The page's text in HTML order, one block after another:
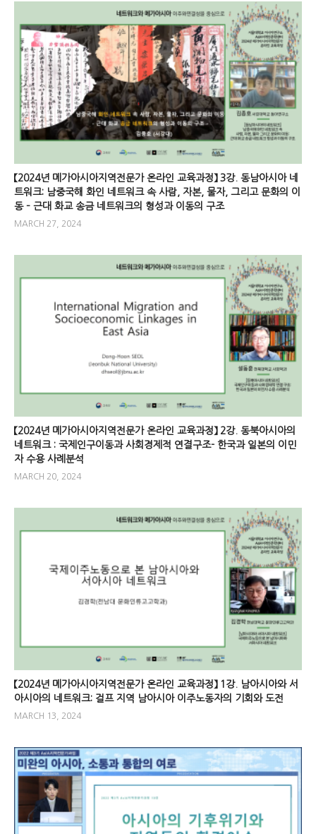
【2024년 메가아시아지역전문가 온라인 교육과정】 3강. 동남아시아 네
트워크: 남중국해 화인 네트워크 속 사람, 자본, 물자, 그리고 문화의 이
동 – 근대 화교 송금 네트워크의 형성과 이동의 구조
MARCH 27, 2024
【2024년 메가아시아지역전문가 온라인 교육과정】 2강. 동북아시아의
네트워크 : 국제인구이동과 사회경제적 연결구조- 한국과 일본의 이민
자 수용 사례분석
MARCH 20, 2024
【2024년 메가아시아지역전문가 온라인 교육과정】 1강. 남아시아와 서
아시아의 네트워크: 걸프 지역 남아시아 이주노동자의 기회와 도전
MARCH 13, 2024